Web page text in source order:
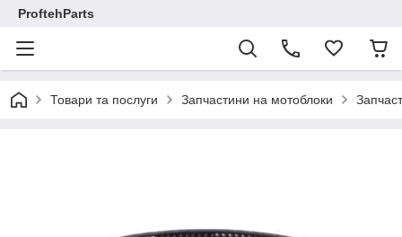
ProftehParts
Товари та послуги Запчастини на мотоблоки